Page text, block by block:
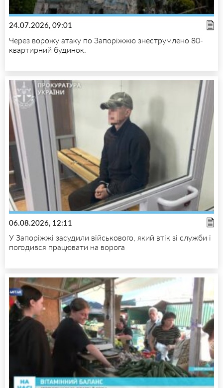
24.07.2026, 09:01
Через ворожу атаку по Запоріжжю знеструмлено 80-
квартирний будинок.
06.08.2026, 12:11
У Запоріжжі засудили військового, який втік зі служби і
погодився працювати на ворога